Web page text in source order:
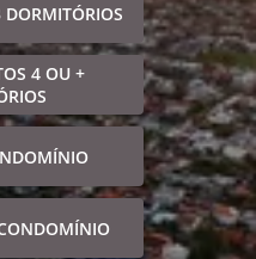
4 OU +